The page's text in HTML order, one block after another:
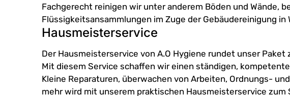
Fachgerecht reinigen wir unter anderem Böden und Wände,
Flüssigkeitsansammlungen im Zuge der Gebäudereinigung in
Hausmeisterservice
Der Hausmeisterservice von A.O Hygiene rundet unser Paket
Mit diesem Service schaffen wir einen ständigen,
Kleine Reparaturen, überwachen von Arbeiten, Ordnungs-
mehr wird mit unserem praktischen Hausmeisterservice zum